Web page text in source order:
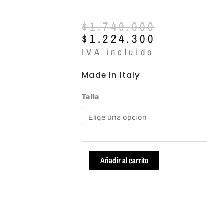
$1.749.000
El
precio
original
$1.749.000.
$1.224.300
El
precio
actual
$1.224.300.
IVA incluido
Made In Italy
Talla
Roberto
Festa
ref:Gaby
Añadir al carrito